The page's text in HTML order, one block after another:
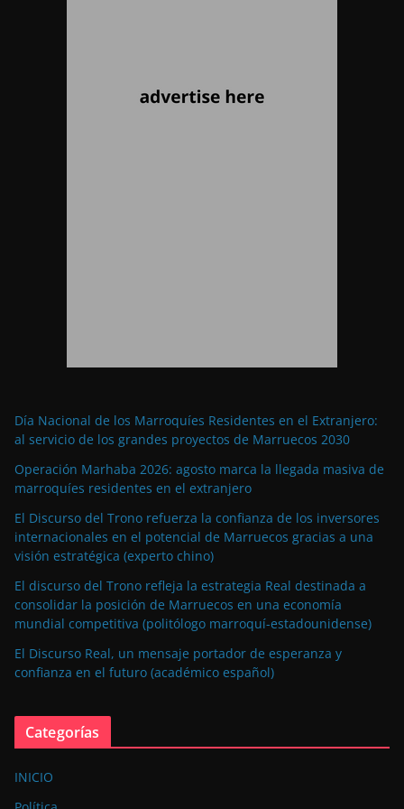
Día Nacional de los Marroquíes Residentes en el Extranjero:
al servicio de los grandes proyectos de Marruecos 2030
Operación Marhaba 2026: agosto marca la llegada masiva de
marroquíes residentes en el extranjero
El Discurso del Trono refuerza la confianza de los inversores
internacionales en el potencial de Marruecos gracias a una
visión estratégica (experto chino)
El discurso del Trono refleja la estrategia Real destinada a
consolidar la posición de Marruecos en una economía
mundial competitiva (politólogo marroquí-estadounidense)
El Discurso Real, un mensaje portador de esperanza y
confianza en el futuro (académico español)
Categorías
INICIO